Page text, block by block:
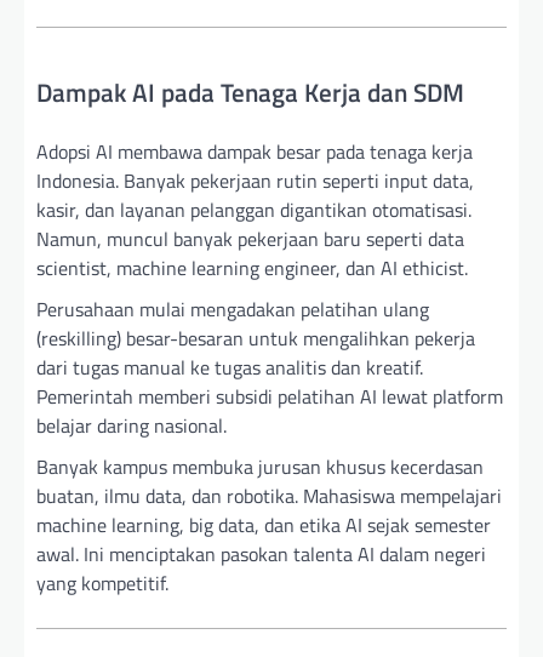
Dampak AI pada Tenaga Kerja dan SDM
Adopsi AI membawa dampak besar pada tenaga kerja
Indonesia. Banyak pekerjaan rutin seperti input data,
kasir, dan layanan pelanggan digantikan otomatisasi.
Namun, muncul banyak pekerjaan baru seperti data
scientist, machine learning engineer, dan AI ethicist.
Perusahaan mulai mengadakan pelatihan ulang
(reskilling) besar-besaran untuk mengalihkan pekerja
dari tugas manual ke tugas analitis dan kreatif.
Pemerintah memberi subsidi pelatihan AI lewat platform
belajar daring nasional.
Banyak kampus membuka jurusan khusus kecerdasan
buatan, ilmu data, dan robotika. Mahasiswa mempelajari
machine learning, big data, dan etika AI sejak semester
awal. Ini menciptakan pasokan talenta AI dalam negeri
yang kompetitif.